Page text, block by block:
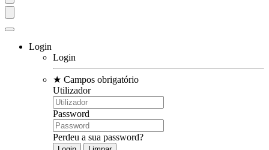
Login
Login
★ Campos obrigatório
Utilizador
Password
Perdeu a sua password?